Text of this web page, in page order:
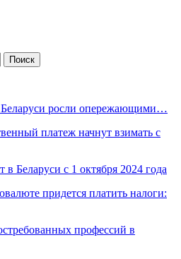
росли опережающими…
платеж начнут взимать с
Беларуси с 1 октября 2024 года
придется платить налоги:
профессий в